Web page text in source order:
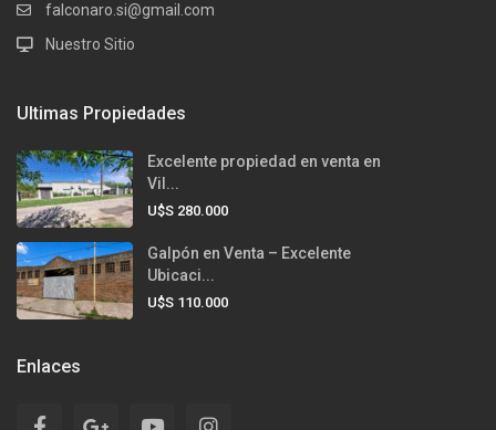
falconaro.si@gmail.com
Nuestro Sitio
Ultimas Propiedades
Excelente propiedad en venta en
Vil...
U$S 280.000
Galpón en Venta – Excelente
Ubicaci...
U$S 110.000
Enlaces